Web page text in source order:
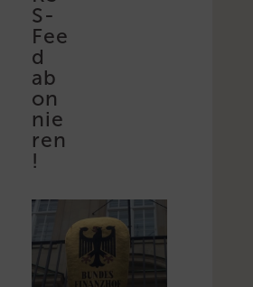
S-
Fee
d
ab
on
nie
ren
!